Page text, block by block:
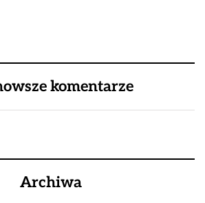
komentarze
Archiwa